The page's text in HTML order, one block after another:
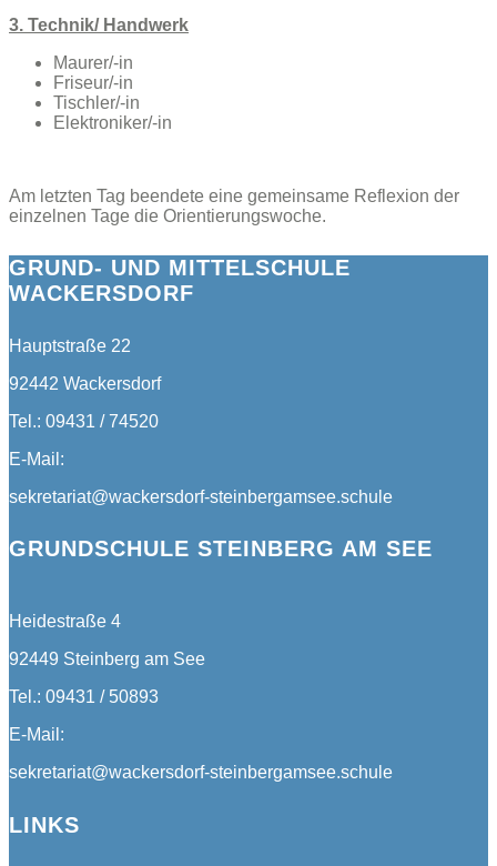
3. Technik/ Handwerk
Maurer/-in
Friseur/-in
Tischler/-in
Elektroniker/-in
Am letzten Tag beendete eine gemeinsame Reflexion der
einzelnen Tage die Orientierungswoche.
GRUND- UND MITTELSCHULE
WACKERSDORF
Hauptstraße 22
92442 Wackersdorf
Tel.: 09431 / 74520
E-Mail:
sekretariat@wackersdorf-steinbergamsee.schule
GRUNDSCHULE STEINBERG AM SEE
Heidestraße 4
92449 Steinberg am See
Tel.: 09431 / 50893
E-Mail:
sekretariat@wackersdorf-steinbergamsee.schule
LINKS